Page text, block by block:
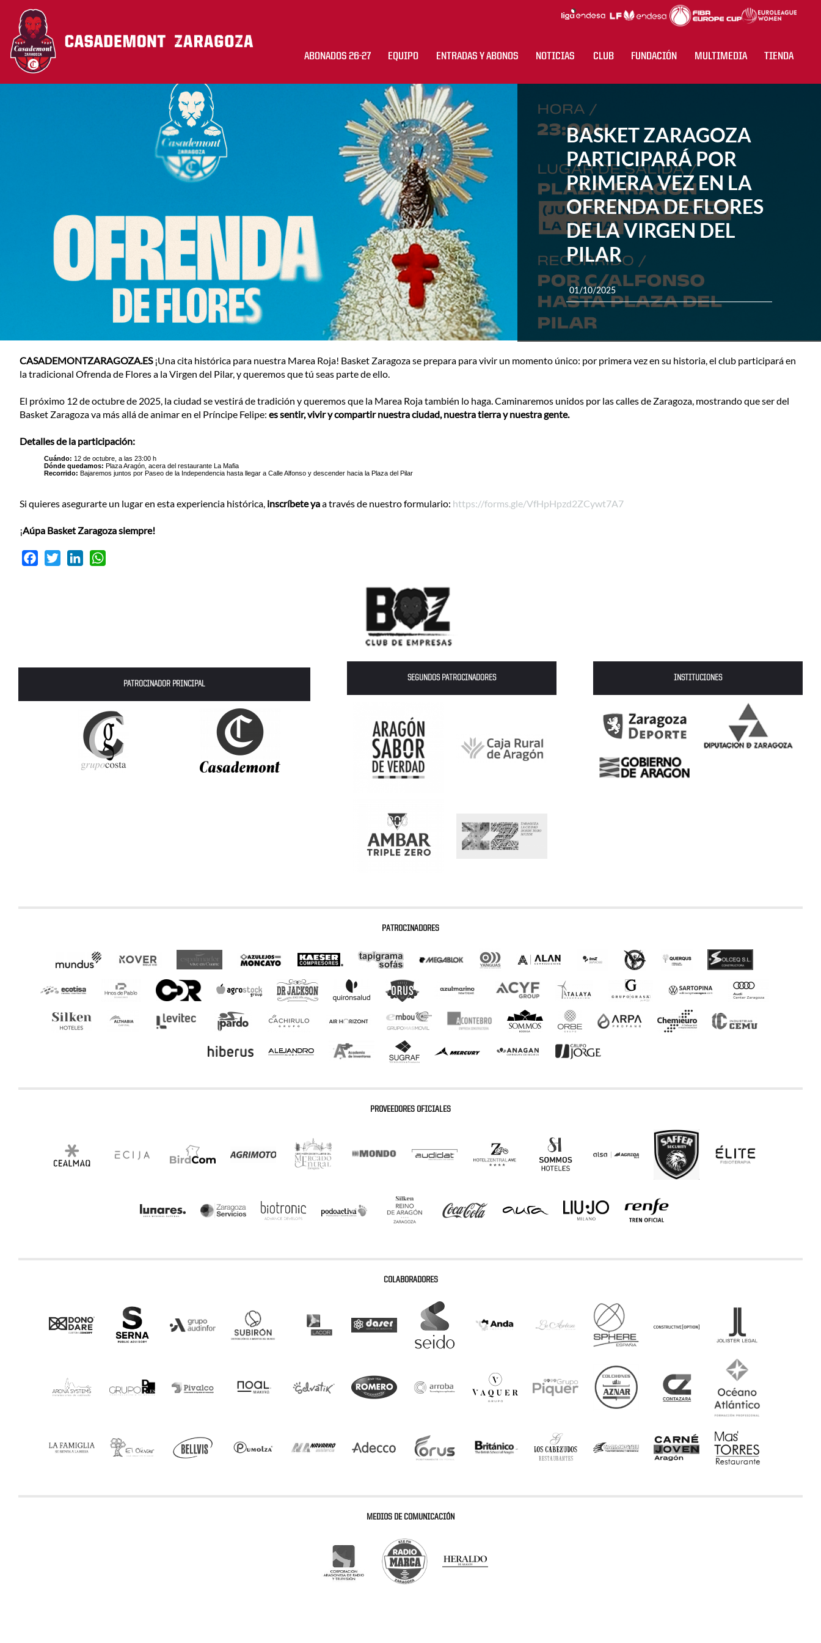
ABONADOS 26-27 EQUIPO ENTRADAS Y ABONOS NOTICIAS CLUB FUNDACIÓN MULTIMEDIA TIENDA
BASKET ZARAGOZA
PARTICIPARÁ POR
PRIMERA VEZ EN LA
OFRENDA DE FLORES
DE LA VIRGEN DEL
PILAR
01/10/2025
CASADEMONTZARAGOZA.ES¡Una cita histórica para nuestra Marea Roja! Basket Zaragoza se prepara para vivir un momento único: por primera vez en su historia, el club participará en
la tradicional Ofrenda de Flores a la Virgen del Pilar, y queremos que tú seas parte de ello.
El próximo 12 de octubre de 2025, la ciudad se vestirá de tradición y queremos que la Marea Roja también lo haga. Caminaremos unidos por las calles de Zaragoza, mostrando que ser del
Basket Zaragoza va más allá de animar en el Príncipe Felipe: es sentir, vivir y compartir nuestra ciudad, nuestra tierra y nuestra gente.
Detalles de la participación:
Cuándo: 12 de octubre, a las 23:00 h
Dónde quedamos: Plaza Aragón, acera del restaurante La Mafia
Recorrido: Bajaremos juntos por Paseo de la Independencia hasta llegar a Calle Alfonso y descender hacia la Plaza del Pilar
Si quieres asegurarte un lugar en esta experiencia histórica, inscríbete yaa través de nuestro formulario: https://forms.gle/VfHpHpzd2ZCywt7A7
¡Aúpa Basket Zaragoza siempre!
Facebook
Twitter LinkedIn
PATROCINADOR PRINCIPAL
SEGUNDOS PATROCINADORES INSTITUCIONES
PATROCINADORES
PROVEEDORES OFICIALES
COLABORADORES
MEDIOS DE COMUNICACIÓN